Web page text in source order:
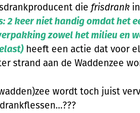
die frisdrank in
2 keer niet handig omdat het
zowel het milieu en
heeft een actie dat voor
strand aan de Waddenzee
wordt toch juist